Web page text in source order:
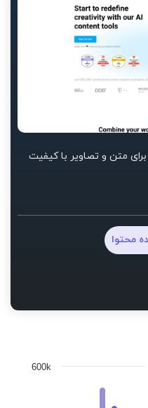
اروپا برای متن و تصاویر با کیفیت
محتوا
600k